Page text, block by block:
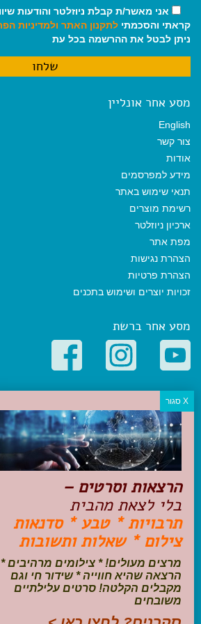
אני מאשר/ת קבלת ניוזלטר והודעות
קראתי והסכמתי לתקנון האתר ולמדיניות
ניתן לבטל את ההרשמה בכל עת
מסע אחר אונליין
English
צור קשר
אודות
מידע למפרסמים
תנאי שימוש באתר
רשימת מוצרים
ארכיון ניוזלטר
מפת אתר
הצהרת נגישות
הצהרת פרטיות
זכויות יוצרים ושימוש בתכנים
מסע אחר ברשת
קטגוריות פופולריות
יעדים
טיולים בישראל
מלונות בוטיק בישראל
טיפים והמלצות
הכנות לנסיעה
טיולי ג'יפים
טיולים עם ילדים
שייט, הפלגות, קרוזים
עקבו אחרינו בפייסבוק
הרצאות וסרטים –
בלי לצאת מהבית
תרבויות * טבע * סדנאות
צילום * שאלות ותשובות
מרצים מעולים! * צילומים מרהיבים *
הרצאה שהיא חווייה * שידור חי וגם
מקבלים הקלטה! סרטים עלילתיים
משובחים